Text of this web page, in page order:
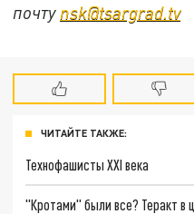
почту nsk@tsargrad.tv
ЧИТАЙТЕ ТАКЖЕ:
Технофашисты XXI века
"Кротами" были все? Теракт в